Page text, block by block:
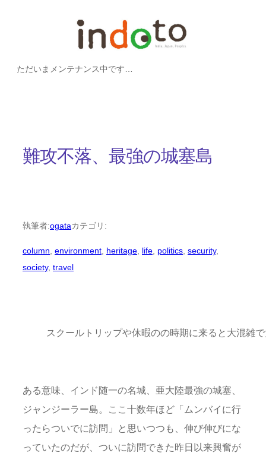
ただいまメンテナンス中です…
難攻不落、最強の城塞島
執筆者:ogataカテゴリ:
column, environment, heritage, life, politics, security
society, travel
スクールトリップや休暇のの時期に来ると大混雑
ある意味、インド随一の名城、亜大陸最強の城塞、
ジャンジーラー島。ここ十数年ほど「ムンバイに行
ったらついでに訪問」と思いつつも、伸び伸びにな
っていたのだが、ついに訪問できた昨日以来興奮が